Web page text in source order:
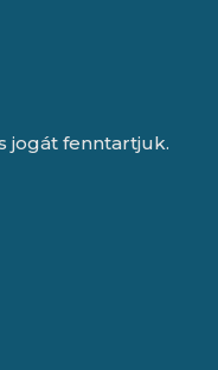
jogát fenntartjuk.